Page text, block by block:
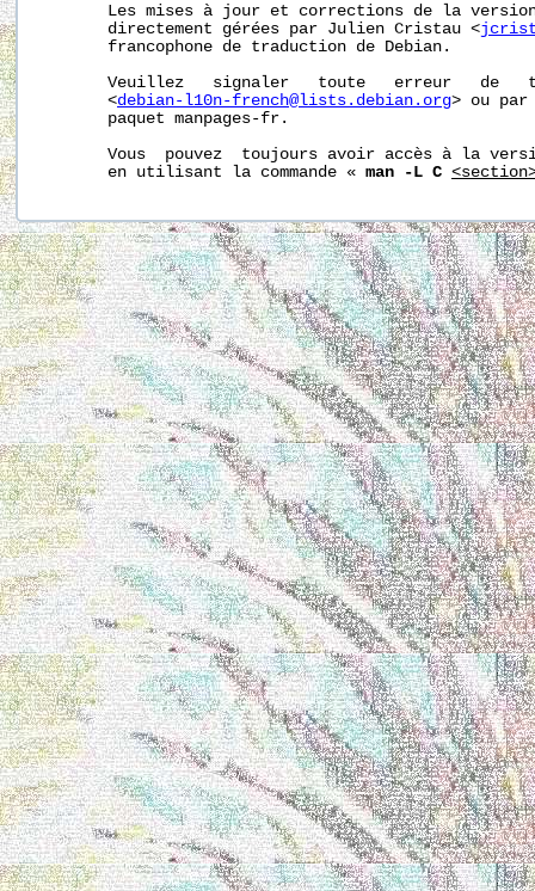
Les mises à jour et corrections de la
       directement gérées par Julien Cristau <
       francophone de traduction de Debian.
Veuillez   signaler   toute   erreur   de
       <
debian-l10n-french@lists.debian.org> ou par
       paquet manpages-fr.
Vous  pouvez  toujours avoir accès à la
       en utilisant la commande «
man -L C